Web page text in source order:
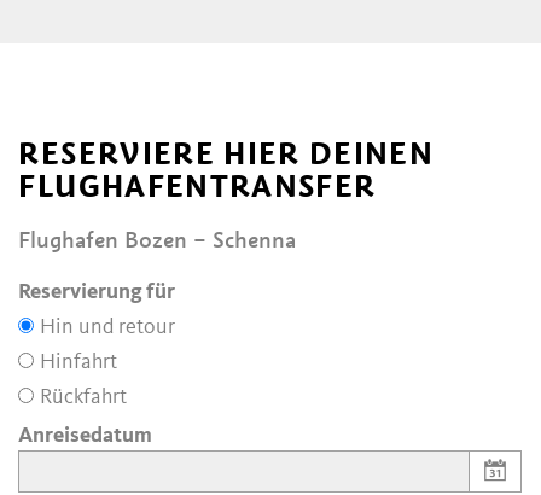
RESERVIERE HIER DEINEN
FLUGHAFENTRANSFER
Flughafen Bozen – Schenna
Reservierung für
Hin und retour
Hinfahrt
Rückfahrt
Anreisedatum